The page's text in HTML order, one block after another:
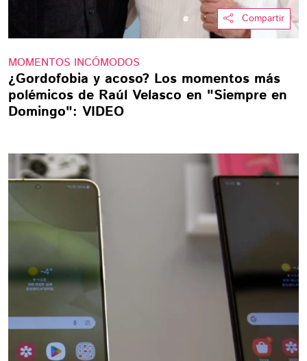
Compartir
MOMENTOS INCÓMODOS
¿Gordofobia y acoso? Los momentos más
polémicos de Raúl Velasco en "Siempre en
Domingo": VIDEO